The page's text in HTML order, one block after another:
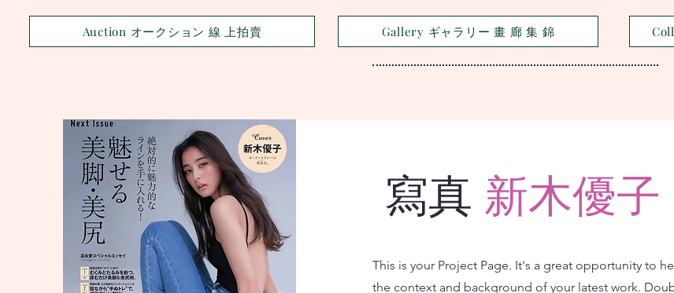
Auction オークション 線 上拍賣 Gallery ギャラリー 畫 廊 集 錦
​ 寫真 新木優子
This is your Project Page. It's a great opportunity to
the context and background of your latest work.